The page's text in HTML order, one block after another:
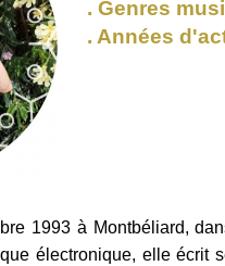
. Genres
. Années
1993 à Montbéliard,
électronique, elle écrit